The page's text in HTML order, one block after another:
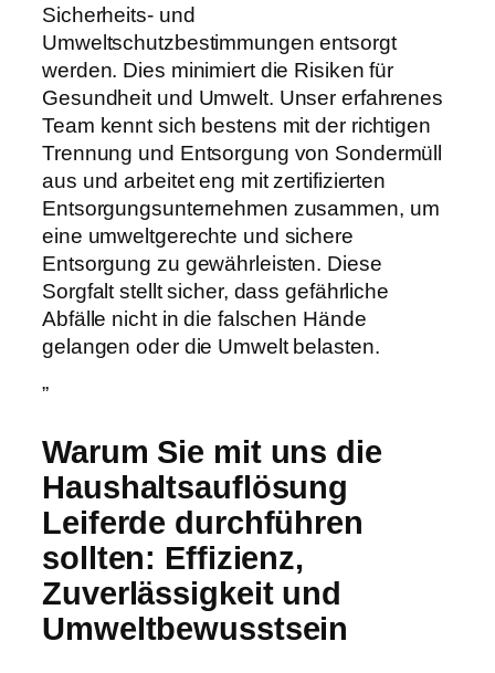
Sicherheits- und
Umweltschutzbestimmungen entsorgt
werden. Dies minimiert die Risiken für
Gesundheit und Umwelt. Unser erfahrenes
Team kennt sich bestens mit der richtigen
Trennung und Entsorgung von Sondermüll
aus und arbeitet eng mit zertifizierten
Entsorgungsunternehmen zusammen, um
eine umweltgerechte und sichere
Entsorgung zu gewährleisten. Diese
Sorgfalt stellt sicher, dass gefährliche
Abfälle nicht in die falschen Hände
gelangen oder die Umwelt belasten.
”
Warum Sie mit uns die
Haushaltsauflösung
Leiferde durchführen
sollten: Effizienz,
Zuverlässigkeit und
Umweltbewusstsein